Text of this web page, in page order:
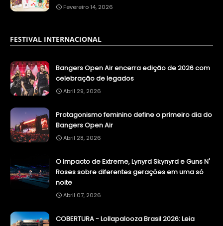
Fevereiro 14, 2026
FESTIVAL INTERNACIONAL
Bangers Open Air encerra edição de 2026 com
celebração de legados
Abril 29, 2026
Protagonismo feminino define o primeiro dia do
Bangers Open Air
Abril 28, 2026
O impacto de Extreme, Lynyrd Skynyrd e Guns N'
Roses sobre diferentes gerações em uma só
noite
Abril 07, 2026
COBERTURA - Lollapalooza Brasil 2026: Leia